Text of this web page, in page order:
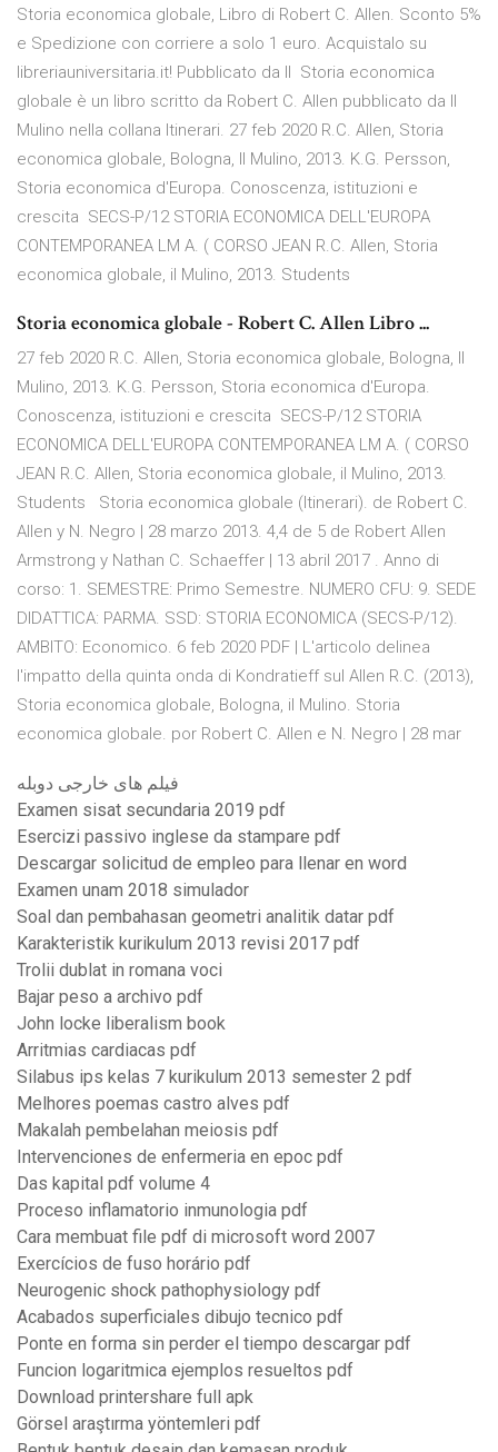
Storia economica globale, Libro di Robert C. Allen. Sconto 5%
e Spedizione con corriere a solo 1 euro. Acquistalo su
libreriauniversitaria.it! Pubblicato da Il Storia economica
globale è un libro scritto da Robert C. Allen pubblicato da Il
Mulino nella collana Itinerari. 27 feb 2020 R.C. Allen, Storia
economica globale, Bologna, Il Mulino, 2013. K.G. Persson,
Storia economica d'Europa. Conoscenza, istituzioni e
crescita SECS-P/12 STORIA ECONOMICA DELL'EUROPA
CONTEMPORANEA LM A. ( CORSO JEAN R.C. Allen, Storia
economica globale, il Mulino, 2013. Students
Storia economica globale - Robert C. Allen Libro ...
27 feb 2020 R.C. Allen, Storia economica globale, Bologna, Il
Mulino, 2013. K.G. Persson, Storia economica d'Europa.
Conoscenza, istituzioni e crescita SECS-P/12 STORIA
ECONOMICA DELL'EUROPA CONTEMPORANEA LM A. ( CORSO
JEAN R.C. Allen, Storia economica globale, il Mulino, 2013.
Students Storia economica globale (Itinerari). de Robert C.
Allen y N. Negro | 28 marzo 2013. 4,4 de 5 de Robert Allen
Armstrong y Nathan C. Schaeffer | 13 abril 2017 . Anno di
corso: 1. SEMESTRE: Primo Semestre. NUMERO CFU: 9. SEDE
DIDATTICA: PARMA. SSD: STORIA ECONOMICA (SECS-P/12).
AMBITO: Economico. 6 feb 2020 PDF | L'articolo delinea
l'impatto della quinta onda di Kondratieff sul Allen R.C. (2013),
Storia economica globale, Bologna, il Mulino. Storia
economica globale. por Robert C. Allen e N. Negro | 28 mar
فیلم های خارجی دوبله
Examen sisat secundaria 2019 pdf
Esercizi passivo inglese da stampare pdf
Descargar solicitud de empleo para llenar en word
Examen unam 2018 simulador
Soal dan pembahasan geometri analitik datar pdf
Karakteristik kurikulum 2013 revisi 2017 pdf
Trolii dublat in romana voci
Bajar peso a archivo pdf
John locke liberalism book
Arritmias cardiacas pdf
Silabus ips kelas 7 kurikulum 2013 semester 2 pdf
Melhores poemas castro alves pdf
Makalah pembelahan meiosis pdf
Intervenciones de enfermeria en epoc pdf
Das kapital pdf volume 4
Proceso inflamatorio inmunologia pdf
Cara membuat file pdf di microsoft word 2007
Exercícios de fuso horário pdf
Neurogenic shock pathophysiology pdf
Acabados superficiales dibujo tecnico pdf
Ponte en forma sin perder el tiempo descargar pdf
Funcion logaritmica ejemplos resueltos pdf
Download printershare full apk
Görsel araştırma yöntemleri pdf